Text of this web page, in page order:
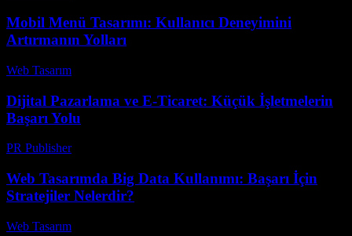
Mobil Menü Tasarımı: Kullanıcı Deneyimini
Artırmanın Yolları
Web Tasarım
Dijital Pazarlama ve E-Ticaret: Küçük İşletmelerin
Başarı Yolu
PR Publisher-
Web Tasarımda Big Data Kullanımı: Başarı İçin
Stratejiler Nelerdir?
Web Tasarım